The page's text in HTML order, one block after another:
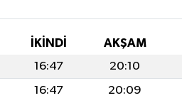
İKINDI AKŞAM
16:47 20:10
16:47 20:09